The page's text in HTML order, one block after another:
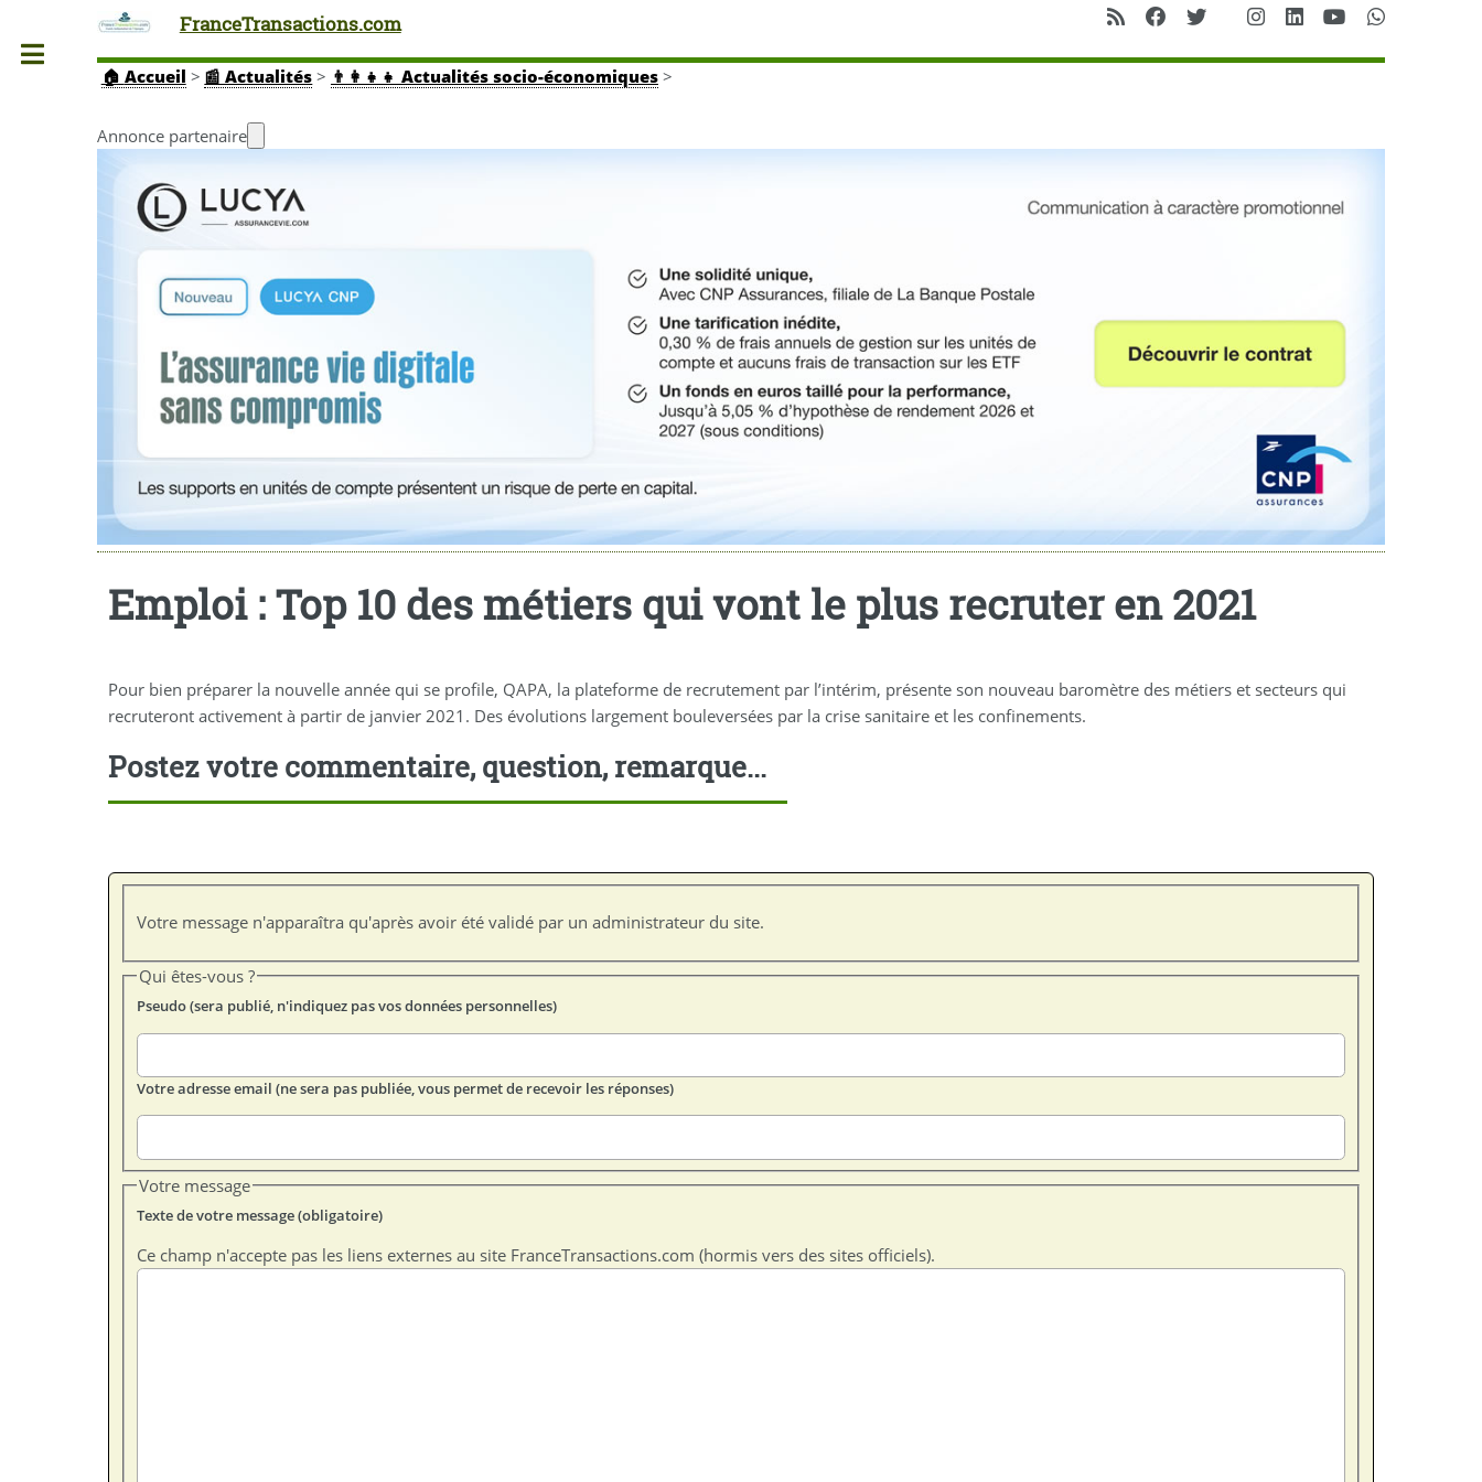
FranceTransactions.com
🏠 Accueil > 📰 Actualités > 👨‍👩‍👧‍👧 Actualités socio-économiques>
Annonce partenaire
Emploi : Top 10 des métiers qui vont le plus recruter en 2021
Pour bien préparer la nouvelle année qui se profile, QAPA, la plateforme de recrutement par l’intérim, présente son nouveau baromètre des métiers et secteurs qui
recruteront activement à partir de janvier 2021. Des évolutions largement bouleversées par la crise sanitaire et les confinements.
Postez votre commentaire, question, remarque...
Votre message n'apparaîtra qu'après avoir été validé par un administrateur du site.
Qui êtes-vous ?
Pseudo (sera publié, n'indiquez pas vos données personnelles)
Votre adresse email (ne sera pas publiée, vous permet de recevoir les réponses)
Votre message
Texte de votre message (obligatoire)
Ce champ n'accepte pas les liens externes au site FranceTransactions.com (hormis vers des sites officiels).
Toggle